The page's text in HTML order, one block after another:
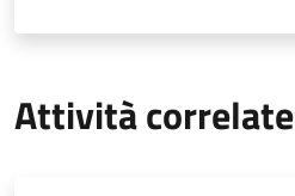
Attività correlate